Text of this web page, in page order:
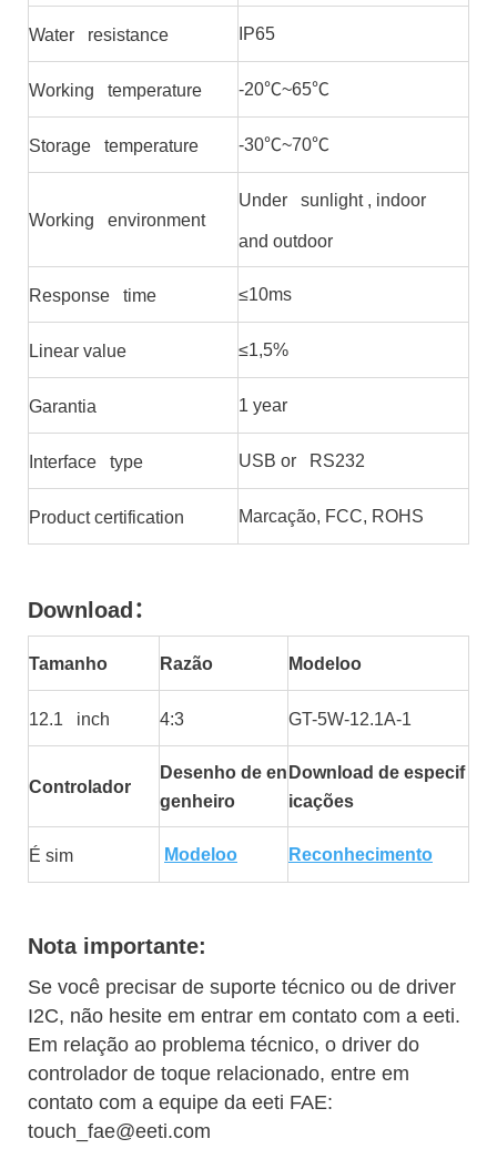
Water resistance IP65
Working temperature -20℃~65℃
Storage temperature -30℃~70℃
Working environment
Under sunlight , indoor
and outdoor
Response time ≤10ms
Linear value ≤1,5%
Garantia 1 year
Interface type USB or RS232
Product certification Marcação, FCC, ROHS
Download ：
Tamanho Razão Modeloo
12.1 inch 4:3 GT-5W-12.1A-1
Controlador
Desenho de en
genheiro
Download de especif
icações
É sim Modeloo Reconhecimento
Nota importante:
Se você precisar de suporte técnico ou de driver
I2C, não hesite em entrar em contato com a eeti.
Em relação ao problema técnico, o driver do
controlador de toque relacionado, entre em
contato com a equipe da eeti FAE:
touch_fae@eeti.com